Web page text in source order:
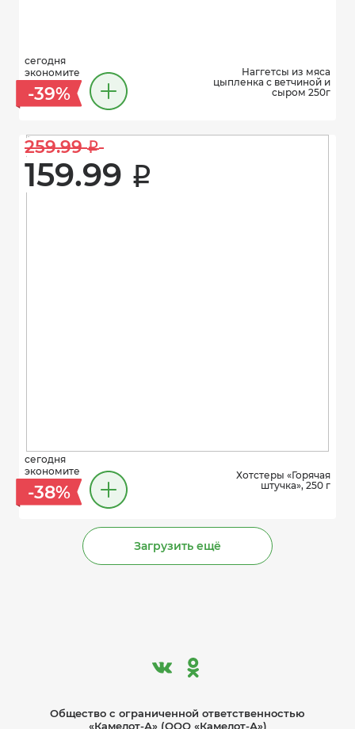
сегодня
экономите
-39%
Наггетсы из мяса
цыпленка с ветчиной и
сыром 250г
259.99 i
159.99 i
сегодня
экономите
-38%
Хотстеры «Горячая
штучка», 250 г
Загрузить ещё
Общество с ограниче­нной ответственностью
«Камелот-А» (ООО «Камелот-А»)